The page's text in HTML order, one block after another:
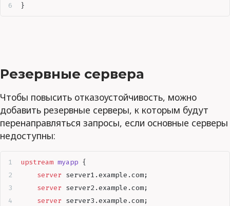
}
Резервные сервера
Чтобы повысить отказоустойчивость, можно
добавить резервные серверы, к которым будут
перенаправляться запросы, если основные серверы
недоступны:
upstream myapp {
    server
server1.example.com;
    server
server2.example.com;
    server
server3.example.com;